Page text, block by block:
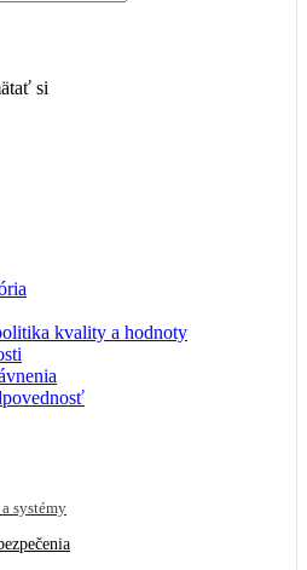
si
kvality a hodnoty
systémy